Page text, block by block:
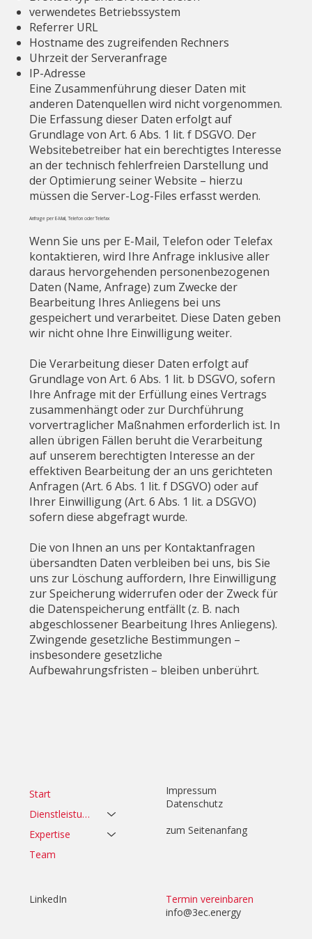
verwendetes Betriebssystem
Referrer URL
Hostname des zugreifenden Rechners
Uhrzeit der Serveranfrage
IP-Adresse
Eine Zusammenführung dieser Daten mit
anderen Datenquellen wird nicht vorgenommen.
Die Erfassung dieser Daten erfolgt auf
Grundlage von Art. 6 Abs. 1 lit. f DSGVO. Der
Websitebetreiber hat ein berechtigtes Interesse
an der technisch fehlerfreien Darstellung und
der Optimierung seiner Website – hierzu
müssen die Server-Log-Files erfasst werden.
Anfrage per E-Mail, Telefon oder Telefax
Wenn Sie uns per E-Mail, Telefon oder Telefax
kontaktieren, wird Ihre Anfrage inklusive aller
daraus hervorgehenden personenbezogenen
Daten (Name, Anfrage) zum Zwecke der
Bearbeitung Ihres Anliegens bei uns
gespeichert und verarbeitet. Diese Daten geben
wir nicht ohne Ihre Einwilligung weiter.
Die Verarbeitung dieser Daten erfolgt auf
Grundlage von Art. 6 Abs. 1 lit. b DSGVO, sofern
Ihre Anfrage mit der Erfüllung eines Vertrags
zusammenhängt oder zur Durchführung
vorvertraglicher Maßnahmen erforderlich ist. In
allen übrigen Fällen beruht die Verarbeitung
auf unserem berechtigten Interesse an der
effektiven Bearbeitung der an uns gerichteten
Anfragen (Art. 6 Abs. 1 lit. f DSGVO) oder auf
Ihrer Einwilligung (Art. 6 Abs. 1 lit. a DSGVO)
sofern diese abgefragt wurde.
Die von Ihnen an uns per Kontaktanfragen
übersandten Daten verbleiben bei uns, bis Sie
uns zur Löschung auffordern, Ihre Einwilligung
zur Speicherung widerrufen oder der Zweck für
die Datenspeicherung entfällt (z. B. nach
abgeschlossener Bearbeitung Ihres Anliegens).
Zwingende gesetzliche Bestimmungen –
insbesondere gesetzliche
Aufbewahrungsfristen – bleiben unberührt.
Start
Dienstleistungen
Expertise
Team
Impressum
Datenschutz
zum Seitenanfang
Termin vereinbaren
info@3ec.energy
LinkedIn